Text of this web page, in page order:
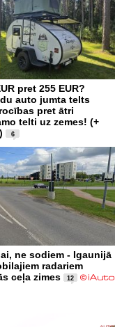
pret 255 EUR?
auto jumta telts
pret ātri
telti uz zemes! (+
6
ne sodiem - Igaunijā
radariem
ceļa zimes
12